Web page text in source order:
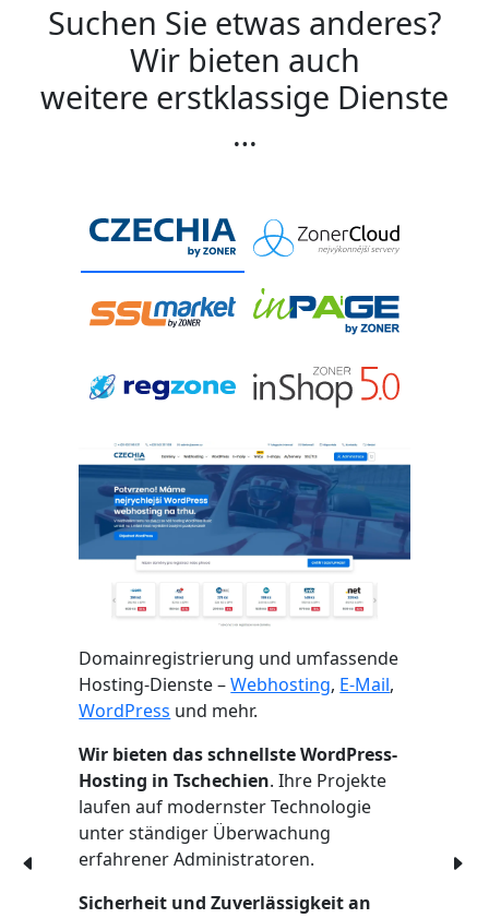
Suchen Sie etwas anderes?
Wir bieten auch
weitere erstklassige Dienste
…
Domainregistrierung und umfassende
Hosting-Dienste –Webhosting, E-Mail,
WordPress und mehr.
Wir bieten das schnellste WordPress-
Hosting in Tschechien. Ihre Projekte
laufen auf modernster Technologie
unter ständiger Überwachung
erfahrener Administratoren.
Sicherheit und Zuverlässigkeit an